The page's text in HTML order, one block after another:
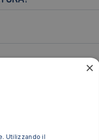
×
Utilizzando il